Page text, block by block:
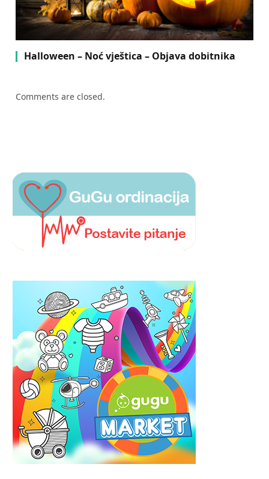
Halloween – Noć vještica – Objava dobitnika
Comments are closed.